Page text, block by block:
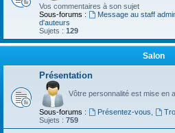
Vos commentaires à son sujet
Sous-forums :
Message au staff
d'auteurs
Sujets : 129
Salon
Présentation
Vôtre personnalité est mise en
Sous-forums : Présentez-vous
Sujets : 759